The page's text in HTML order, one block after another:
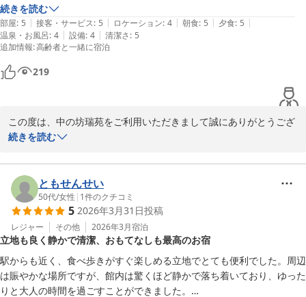
接客やお風呂の項目など、まだまだ磨きをかけるべき点もございま
すが、これからもお越しいただくすべてのお客様に、より一層ご満
足いただける安らぎの宿を目指し、スタッフ一同おもてなしの向上
に励んでまいります。
また有馬温泉へお越しの機会がございましたら、候補の一つに当館
を加えていただければ幸いです。スタッフ一同、またのご来館を心
有馬温泉 中の坊 瑞苑
続きを読む
部屋: 5 | 接客・サービス: 5 | ロケーション: 4 | 朝食: 5 | 夕食: 5 |
温泉・お風呂: 4 | 設備: 4 | 清潔さ: 5
追加情報:高齢者と一緒に宿泊
219
この度は、中の坊瑞苑をご利用いただきまして誠にありがとうござ
いました。また、ご多忙の折に大変温かいお声と、口コミへの評価
家族様とご一緒のご旅行とのこと、当館にてゆったりと静かな時間
を過ごし、リフレッシュしていただけましたようで何よりでござい
ました。 「ご飯も美味しかった」とお褒めいただきましたお食事
は、当館が最も力を入れている部分の一つでございます。 お連れ様
にもお口に合いましたようで、調理部門にとりましても大きな励み
となります。 また、グループ施設（有馬グランドホテル）との送迎
についても「速やかで満喫できた」とのお言葉をいただき、安心い
たしました。 お帰りの際やご移動の際にお体へのご負担なく、快適
にお過ごしいただけたのであれば幸いでございます。 当館では、ご
続きを読む
ともせんせい
50代/女性 | 1件のクチコミ
5 2026年3月31日投稿
レジャー その他 2026年3月宿泊
立地も良く静かで清潔、おもてなしも最高のお宿
駅からも近く、食べ歩きがすぐ楽しめる立地でとても便利でした。周辺
は賑やかな場所ですが、館内は驚くほど静かで落ち着いており、ゆった
りと大人の時間を過ごすことができました。